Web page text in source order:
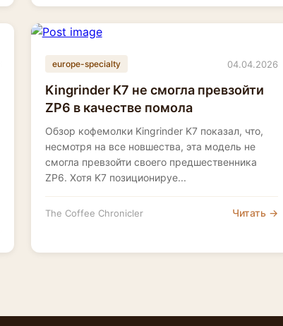
europe-specialty 04.04.2026
Kingrinder K7 не смогла превзойти
ZP6 в качестве помола
Обзор кофемолки Kingrinder K7 показал, что,
несмотря на все новшества, эта модель не
смогла превзойти своего предшественника
ZP6. Хотя K7 позиционируе...
The Coffee Chronicler Читать →